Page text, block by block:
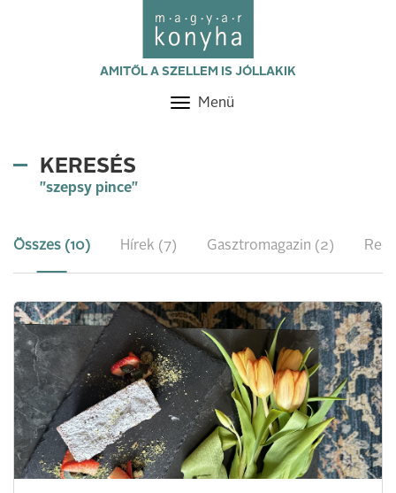
AMITŐL A SZELLEM IS JÓLLAKIK
Toggle
Menü
KERESÉS
"szepsy pince"
Összes (10) Hírek (7) Gasztromagazin (2)